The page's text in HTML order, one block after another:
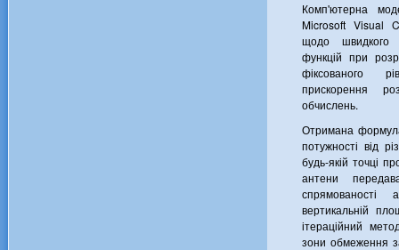
Комп'ютерна
Microsoft Visual
щодо швидкого
функцій при
фіксованого
прискорення
обчислень.
Отримана
потужності від
будь-якій точці
антени
спрямованості
вертикальній
ітераційний
зони обмеження